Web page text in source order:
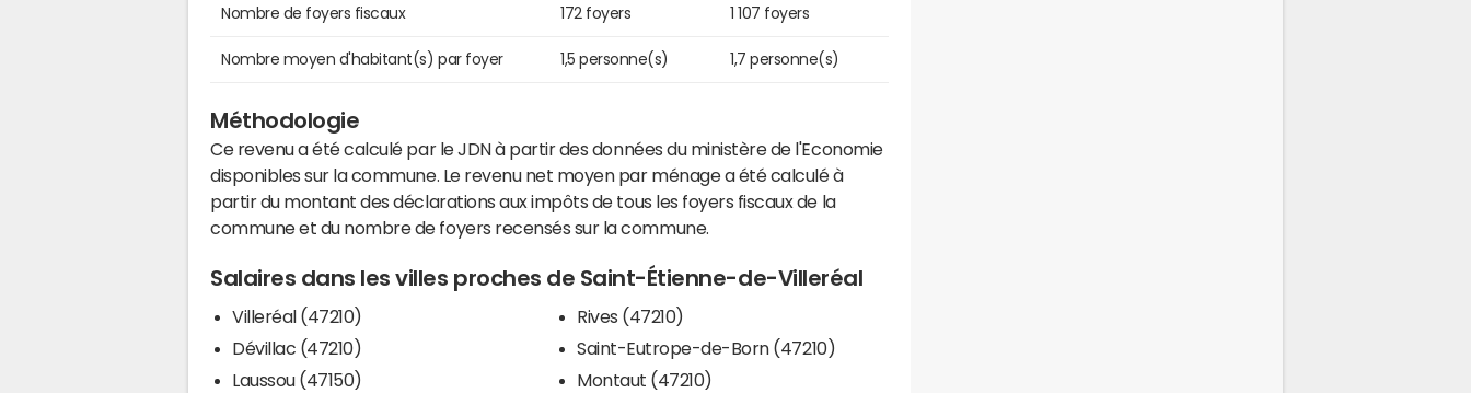
Nombre de foyers fiscaux 172 foyers 1 107 foyers
Nombre moyen d'habitant(s) par foyer 1,5 personne(s) 1,7 personne(s)
Méthodologie
Ce revenu a été calculé par le JDN à partir des données du ministère de l'Economie
disponibles sur la commune. Le revenu net moyen par ménage a été calculé à
partir du montant des déclarations aux impôts de tous les foyers fiscaux de la
commune et du nombre de foyers recensés sur la commune.
Salaires dans les villes proches de Saint-Étienne-de-Villeréal
Villeréal (47210)
Dévillac (47210)
Laussou (47150)
Rives (47210)
Saint-Eutrope-de-Born (47210)
Montaut (47210)